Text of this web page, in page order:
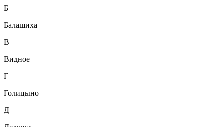
Б
Балашиха
В
Видное
Г
Голицыно
Д